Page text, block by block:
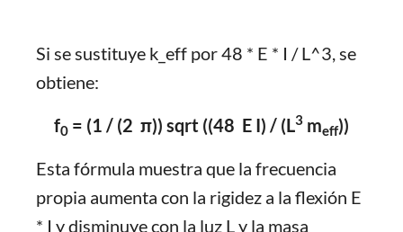
Si se sustituye k_eff por 48 * E * I / L^3, se
obtiene:
f0 = (1 / (2 π)) sqrt ((48 E I) / (L3 meff))
Esta fórmula muestra que la frecuencia
propia aumenta con la rigidez a la flexión E
* I y disminuye con la luz L y la masa